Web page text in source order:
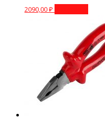
2090,00₽